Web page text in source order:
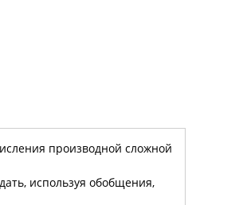
производной сложной
используя обобщения,